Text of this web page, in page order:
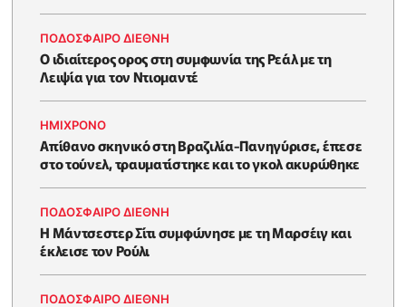
ΠΟΔΟΣΦΑΙΡΟ ΔΙΕΘΝΗ
Ο ιδιαίτερος ορος στη συμφωνία της Ρεάλ με τη
Λειψία για τον Ντιομαντέ
HΜΊΧΡΟΝΟ
Απίθανο σκηνικό στη Βραζιλία-Πανηγύρισε, έπεσε
στο τούνελ, τραυματίστηκε και το γκολ ακυρώθηκε
ΠΟΔΟΣΦΑΙΡΟ ΔΙΕΘΝΗ
Η Μάντσεστερ Σίτι συμφώνησε με τη Μαρσέιγ και
έκλεισε τον Ρούλι
ΠΟΔΟΣΦΑΙΡΟ ΔΙΕΘΝΗ